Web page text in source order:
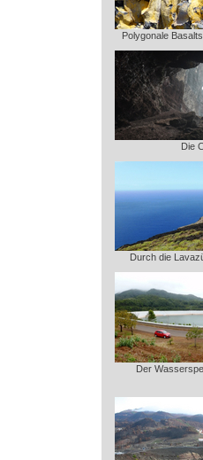
Polygonale
Die
Durch die
Der